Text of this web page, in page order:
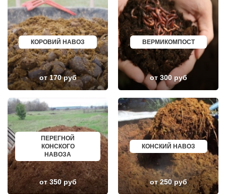
ХАБАРОВСК
ТАМБОВ
ОРЕНБУРГ
КЕМЕРОВО
КАЛУГА
МАХАЧКАЛА
СМОЛЕНСК
ЧЕБОКСАРЫ
ВОЛОГДА
ВЛАДИВОСТОК
ОРЁЛ
АСТРАХАНЬ
ОРЛОВ
КОСТРОМА
ПСКОВ
ВЕЛИКИЙ НОВГОРОД
НАБЕРЕЖНЫЕ ЧЕЛНЫ
МУРМАНСК
АРХАНГЕЛЬСК
САРАНСК
ПЕТРОЗАВОДСК
ОТРАДНЫЙ
ЧЕРЕПОВЕЦ
ВЯТСКИЕ ПОЛЯНЫ
ОЛЕНЕГОРСК
ЛЫСЬВА
НЕРЮНГРИ
АРСК
УДОМЛЯ
АМУРСК
ЧЕБАРКУЛЬ
НОЯБРЬСК
ГОРОХОВЕЦ
КАЛАЧ
БАЛТИЙСК
ЛЮДИНОВО
МЕЩОВСК
ЕЛИЗОВО
КИСЕЛЕВСК
БОГОТОЛ
РУЗАЕВКА
БУГУРУСЛАН
АРТЕМОВСКИЙ
КРАСНОТУРЬИНСК
СЕВЕРСК
ВЕНЕВ
КОРОВИЙ НАВОЗ
от 170 руб
ВЕРМИКОМПОСТ
от 300 руб
ПЕРЕГНОЙ
КОНСКОГО
НАВОЗА
от 350 руб
КОНСКИЙ НАВОЗ
от 250 руб